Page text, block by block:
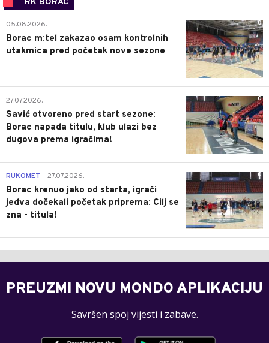
RK BORAC
0
05.08.2026.
Borac m:tel zakazao osam kontrolnih
utakmica pred početak nove sezone
0
27.07.2026.
Savić otvoreno pred start sezone:
Borac napada titulu, klub ulazi bez
dugova prema igračima!
0
RUKOMET 27.07.2026.
Borac krenuo jako od starta, igrači
jedva dočekali početak priprema: Cilj se
zna - titula!
PREUZMI NOVU MONDO APLIKACIJU
Savršen spoj vijesti i zabave.